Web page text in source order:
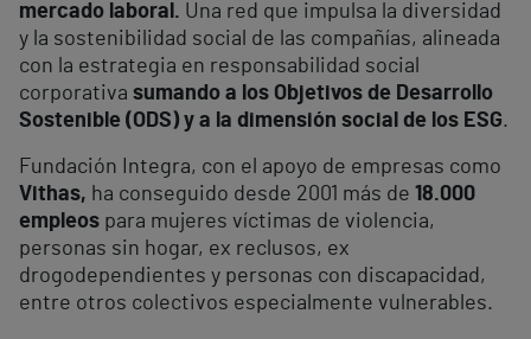
mercado laboral. Una red que impulsa la diversidad
y la sostenibilidad social de las compañías, alineada
con la estrategia en responsabilidad social
corporativa sumando a los Objetivos de Desarrollo
Sostenible (ODS) y a la dimensión social de los ESG.
Fundación Integra, con el apoyo de empresas como
Vithas, ha conseguido desde 2001 más de 18.000
empleos para mujeres víctimas de violencia,
personas sin hogar, ex reclusos, ex
drogodependientes y personas con discapacidad,
entre otros colectivos especialmente vulnerables.